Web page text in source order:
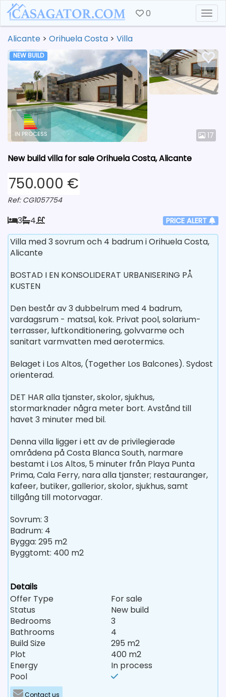
0
Alicante > Orihuela Costa > Villa
17
NEW BUILD
IN PROCESS
New build villa for sale Orihuela Costa, Alicante
750.000 €
Ref: CG1057754
3 4 PRICE ALERT
Villa med 3 sovrum och 4 badrum i Orihuela Costa,
Alicante
BOSTAD I EN KONSOLIDERAT URBANISERING PÅ
KUSTEN
Den består av 3 dubbelrum med 4 badrum,
vardagsrum - matsal, kok. Privat pool, solarium-
terrasser, luftkonditionering, golvvarme och
sanitart varmvatten med aerotermics.
Belaget i Los Altos, (Together Los Balcones). Sydost
orienterad.
DET HAR alla tjanster, skolor, sjukhus,
stormarknader några meter bort. Avstånd till
havet 3 minuter med bil.
Denna villa ligger i ett av de privilegierade
områdena på Costa Blanca South, narmare
bestamt i Los Altos, 5 minuter från Playa Punta
Prima, Cala Ferry, nara alla tjanster; restauranger,
kafeer, butiker, gallerior, skolor, sjukhus, samt
tillgång till motorvagar.
Sovrum: 3
Badrum: 4
Bygga: 295 m2
Byggtomt: 400 m2
Details
Offer Type
For sale
Status
New build
Bedrooms
3
Bathrooms
4
Build Size
295 m2
Plot
400 m2
Energy
In process
Pool
Contact us